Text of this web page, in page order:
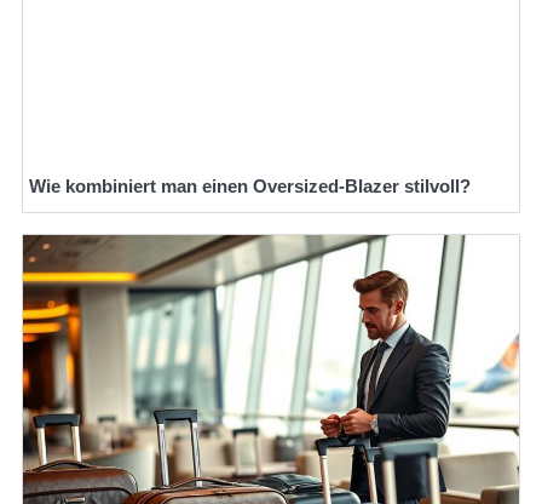
Wie kombiniert man einen Oversized-Blazer stilvoll?